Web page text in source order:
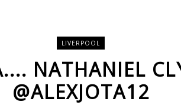
LIVERPOOL
NATHANIEL
@ALEXJOTA12